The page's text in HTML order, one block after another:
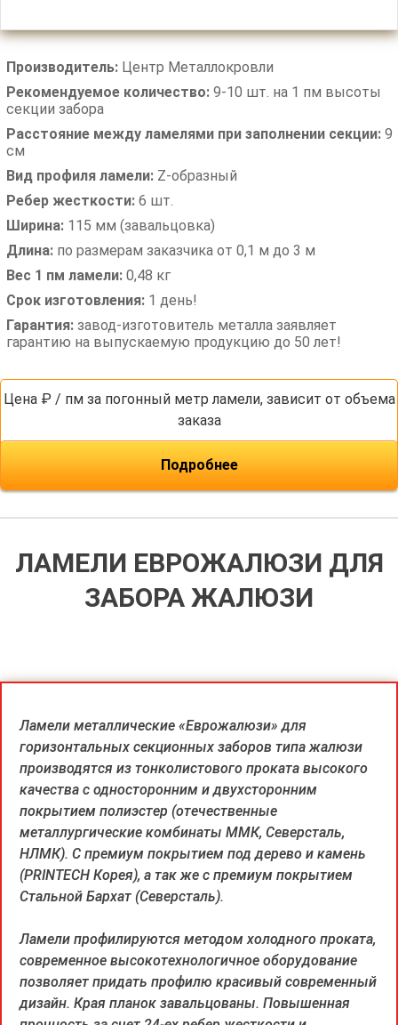
Производитель: Центр Металлокровли
Рекомендуемое количество: 9-10 шт. на 1 пм высоты
секции забора
Расстояние между ламелями при заполнении секции: 9
см
Вид профиля ламели: Z-образный
Ребер жесткости: 6 шт.
Ширина: 115 мм (завальцовка)
Длина: по размерам заказчика от 0,1 м до 3 м
Вес 1 пм ламели: 0,48 кг
Срок изготовления: 1 день!
Гарантия: завод-изготовитель металла заявляет
гарантию на выпускаемую продукцию до 50 лет!
Цена ₽ / пм за погонный метр ламели, зависит от объема
заказа
Подробнее
ЛАМЕЛИ ЕВРОЖАЛЮЗИ ДЛЯ
ЗАБОРА ЖАЛЮЗИ
Ламели металлические «Еврожалюзи» для
горизонтальных секционных заборов типа жалюзи
производятся из тонколистового проката высокого
качества с односторонним и двухсторонним
покрытием полиэстер (отечественные
металлургические комбинаты ММК, Северсталь,
НЛМК). С премиум покрытием под дерево и камень
(PRINTECH Корея), а так же с премиум покрытием
Стальной Бархат (Северсталь).
Ламели профилируются методом холодного проката,
современное высокотехнологичное оборудование
позволяет придать профилю красивый современный
дизайн. Края планок завальцованы. Повышенная